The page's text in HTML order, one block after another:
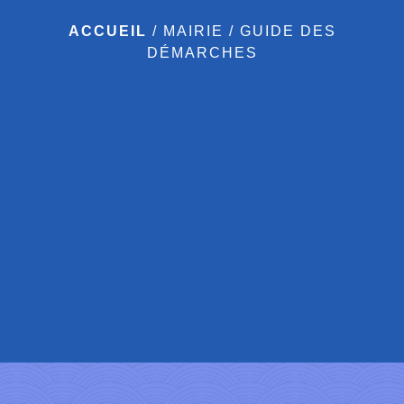
ACCUEIL / MAIRIE / GUIDE DES
DÉMARCHES